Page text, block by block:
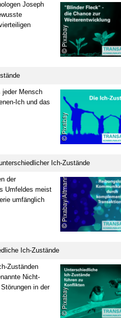
Joseph
jeder Mensch
Ich und das
Ich-Zustände
der
Umfeldes meist
umfänglich
Ich-Zustände
Zuständen
Nicht-
in der
28.10. - 31.10.2026
Berlin
Vet-Congress 2026